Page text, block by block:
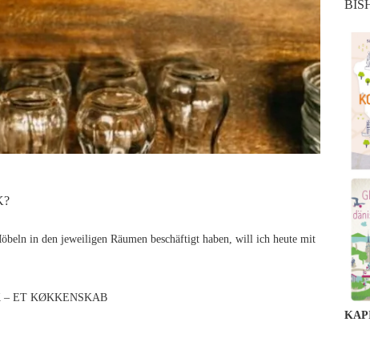
in den jeweiligen Räumen beschäftigt haben, will ich heute mit
– ET KØKKENSKAB